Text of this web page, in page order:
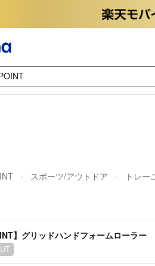
スポーツ/アウトドア トレー
】グリッドハンドフォームローラー